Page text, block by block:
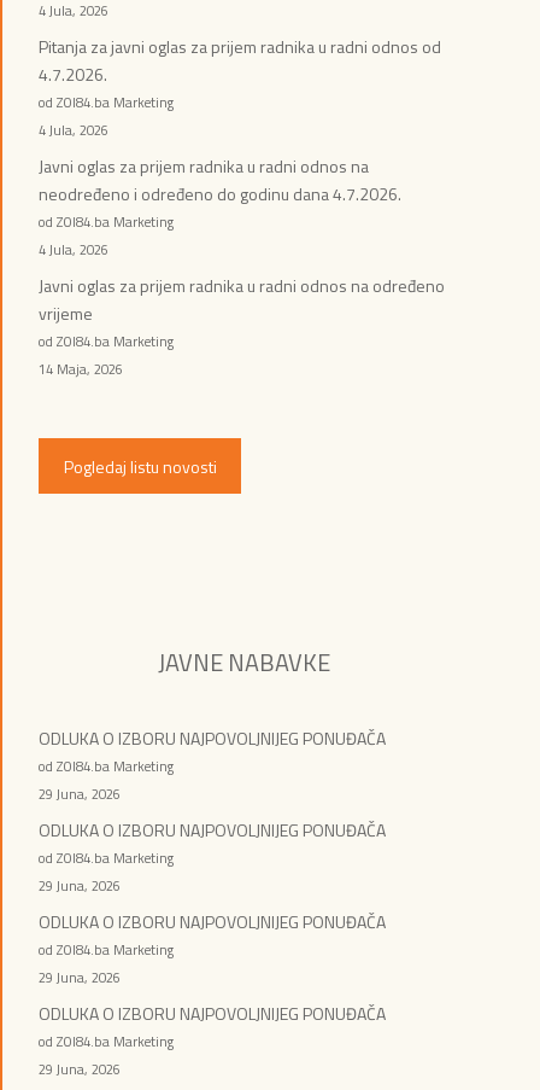
4 Jula, 2026
Pitanja za javni oglas za prijem radnika u radni odnos od
4.7.2026.
od ZOI84.ba Marketing
4 Jula, 2026
Javni oglas za prijem radnika u radni odnos na
neodređeno i određeno do godinu dana 4.7.2026.
od ZOI84.ba Marketing
4 Jula, 2026
Javni oglas za prijem radnika u radni odnos na određeno
vrijeme
od ZOI84.ba Marketing
14 Maja, 2026
Pogledaj listu novosti
JAVNE NABAVKE
ODLUKA O IZBORU NAJPOVOLJNIJEG PONUĐAČA
od ZOI84.ba Marketing
29 Juna, 2026
ODLUKA O IZBORU NAJPOVOLJNIJEG PONUĐAČA
od ZOI84.ba Marketing
29 Juna, 2026
ODLUKA O IZBORU NAJPOVOLJNIJEG PONUĐAČA
od ZOI84.ba Marketing
29 Juna, 2026
ODLUKA O IZBORU NAJPOVOLJNIJEG PONUĐAČA
od ZOI84.ba Marketing
29 Juna, 2026